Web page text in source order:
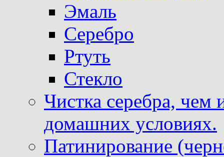
Эмаль
Серебро
Ртуть
Стекло
Чистка серебра, чем
домашних условиях.
Патинирование